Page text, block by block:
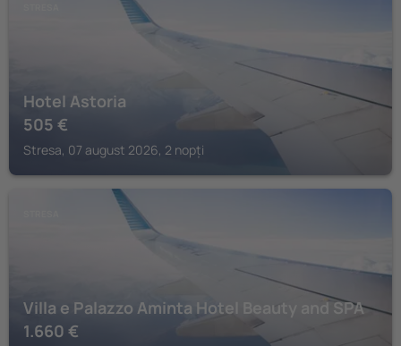
Hotel Astoria
505 €
Stresa, 07 august 2026, 2 nopți
Villa e Palazzo Aminta Hotel Beauty and SPA
1.660 €